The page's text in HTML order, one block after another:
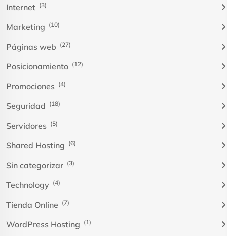
Internet (3)
Marketing (10)
Páginas web (27)
Posicionamiento (12)
Promociones (4)
Seguridad (18)
Servidores (5)
Shared Hosting (6)
Sin categorizar (3)
Technology (4)
Tienda Online (7)
WordPress Hosting (1)